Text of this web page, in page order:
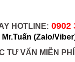
HOTLINE:
Mr.Tuấn (Zalo/
TƯ VẤN MIỄN PHÍ